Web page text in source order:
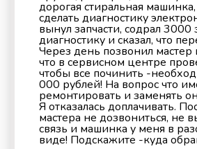
дорогая стиральная
сделать диагностику
вынул запчасти, содрал 3000
диагностику и сказал, что
Через день позвонил мастер
что в сервисном центре
чтобы все починить -
000 рублей! На вопрос что
ремонтировать и заменять
Я отказалась доплачивать.
мастера не дозвониться, не
связь и машинка у меня в
виде! Подскажите -куда